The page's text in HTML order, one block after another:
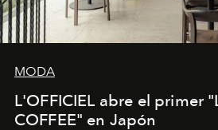
MODA
L'OFFICIEL abre el primer
COFFEE" en Japón